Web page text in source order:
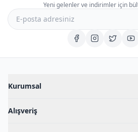
Yeni gelenler ve indirimler için
Kurumsal
Blog
Alışveriş